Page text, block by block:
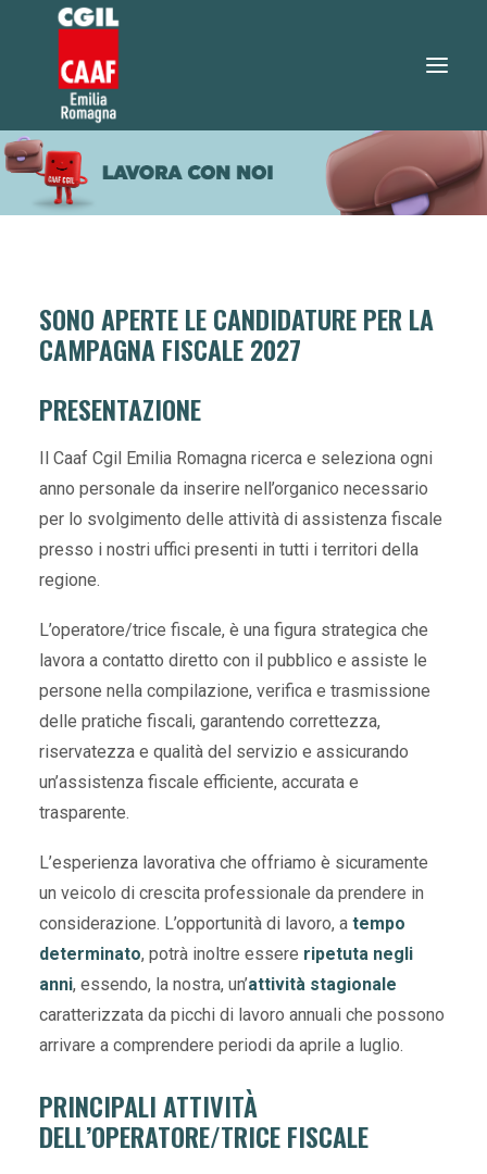
730 2026
DOVE SIAMO
LAVORA CON NOI
RICERCA
SONO APERTE LE CANDIDATURE PER LA
CAMPAGNA FISCALE 2027
PRESENTAZIONE
Il Caaf Cgil Emilia Romagna ricerca e seleziona ogni
anno personale da inserire nell’organico necessario
per lo svolgimento delle attività di assistenza fiscale
presso i nostri uffici presenti in tutti i territori della
regione.
L’operatore/trice fiscale, è una figura strategica che
lavora a contatto diretto con il pubblico e assiste le
persone nella compilazione, verifica e trasmissione
delle pratiche fiscali, garantendo correttezza,
riservatezza e qualità del servizio e assicurando
un’assistenza fiscale efficiente, accurata e
trasparente.
L’esperienza lavorativa che offriamo è sicuramente
un veicolo di crescita professionale da prendere in
considerazione. L’opportunità di lavoro, a tempo
determinato, potrà inoltre essere ripetuta negli
anni, essendo, la nostra, un’attività stagionale
caratterizzata da picchi di lavoro annuali che possono
arrivare a comprendere periodi da aprile a luglio.
PRINCIPALI ATTIVITÀ
DELL’OPERATORE/TRICE FISCALE